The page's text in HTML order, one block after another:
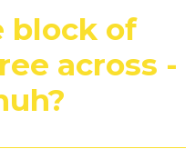
block of
across -